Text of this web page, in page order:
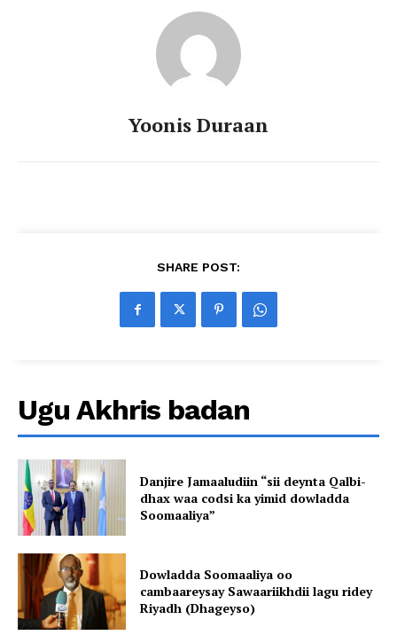
Yoonis Duraan
SHARE POST:
Ugu Akhris badan
Danjire Jamaaludiin “sii deynta Qalbi-
dhax waa codsi ka yimid dowladda
Soomaaliya”
Dowladda Soomaaliya oo
cambaareysay Sawaariikhdii lagu ridey
Riyadh (Dhageyso)